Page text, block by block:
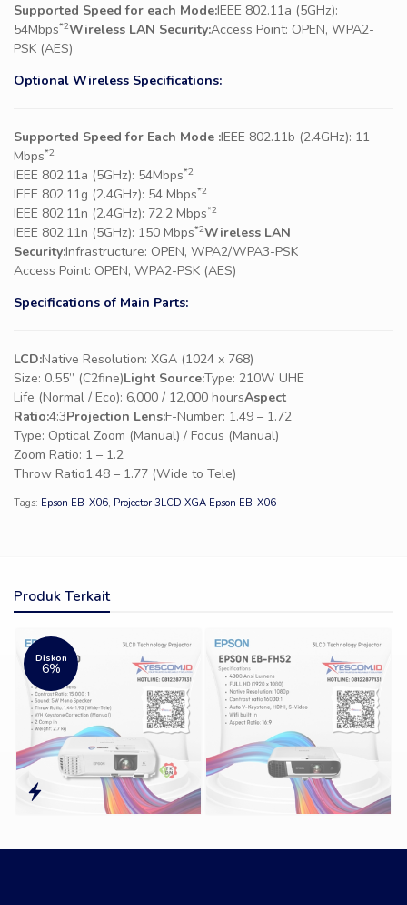
Supported Speed for each Mode:IEEE 802.11a (5GHz):
54Mbps*2Wireless LAN Security:Access Point: OPEN, WPA2-
PSK (AES)
Optional Wireless Specifications:
Supported Speed for Each Mode :IEEE 802.11b (2.4GHz): 11
Mbps*2
IEEE 802.11a (5GHz): 54Mbps*2
IEEE 802.11g (2.4GHz): 54 Mbps*2
IEEE 802.11n (2.4GHz): 72.2 Mbps*2
IEEE 802.11n (5GHz): 150 Mbps*2Wireless LAN
Security:Infrastructure: OPEN, WPA2/WPA3-PSK
Access Point: OPEN, WPA2-PSK (AES)
Specifications of Main Parts:
LCD:Native Resolution: XGA (1024 x 768)
Size: 0.55” (C2fine)Light Source:Type: 210W UHE
Life (Normal / Eco): 6,000 / 12,000 hoursAspect
Ratio:4:3Projection Lens:F-Number: 1.49 – 1.72
Type: Optical Zoom (Manual) / Focus (Manual)
Zoom Ratio: 1 – 1.2
Throw Ratio1.48 – 1.77 (Wide to Tele)
Tags: Epson EB-X06, Projector 3LCD XGA Epson EB-X06
Produk Terkait
Diskon
6%